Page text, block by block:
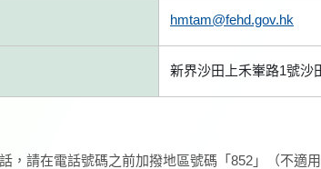
hmtam@fehd.gov.hk
新界沙田上禾輋路1號沙
，請在電話號碼之前加撥地區號碼「852」（不適